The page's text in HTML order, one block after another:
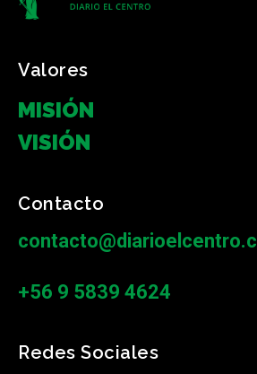
Valores
MISIÓN
VISIÓN
Contacto
contacto@diarioelcentro.cl
+56 9 5839 4624
Redes Sociales